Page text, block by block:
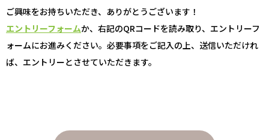
ご興味をお持ちいただき、ありがとうございます！
エントリーフォームか、右記のQRコードを読み取り、エントリーフ
ォームにお進みください。必要事項をご記入の上、送信いただけれ
ば、エントリーとさせていただきます。